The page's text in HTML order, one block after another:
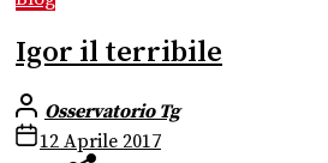
Igor il terribile
Osservatorio Tg
12 Aprile 2017